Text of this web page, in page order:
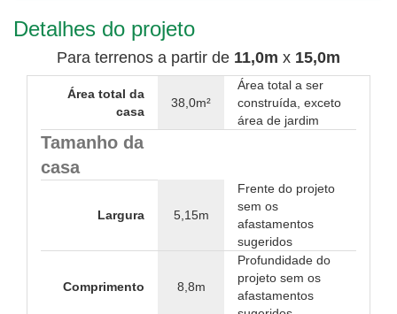
Detalhes do projeto
Para terrenos a partir de 11,0m x 15,0m
Área total da
casa
38,0m²
Área total a ser
construída, exceto
área de jardim
Tamanho da
casa
Largura 5,15m
Frente do projeto
sem os
afastamentos
sugeridos
Comprimento 8,8m
Profundidade do
projeto sem os
afastamentos